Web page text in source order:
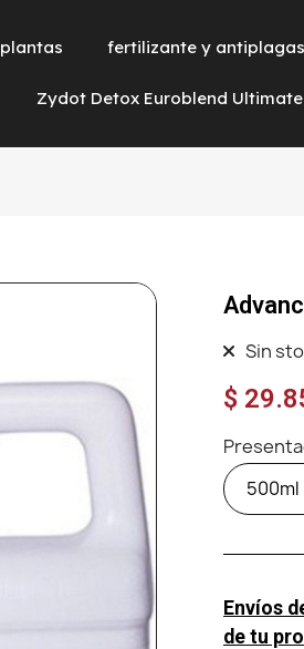
fertilizante y
Zydot Detox Euroblend
Sin
$
Envíos
de tu